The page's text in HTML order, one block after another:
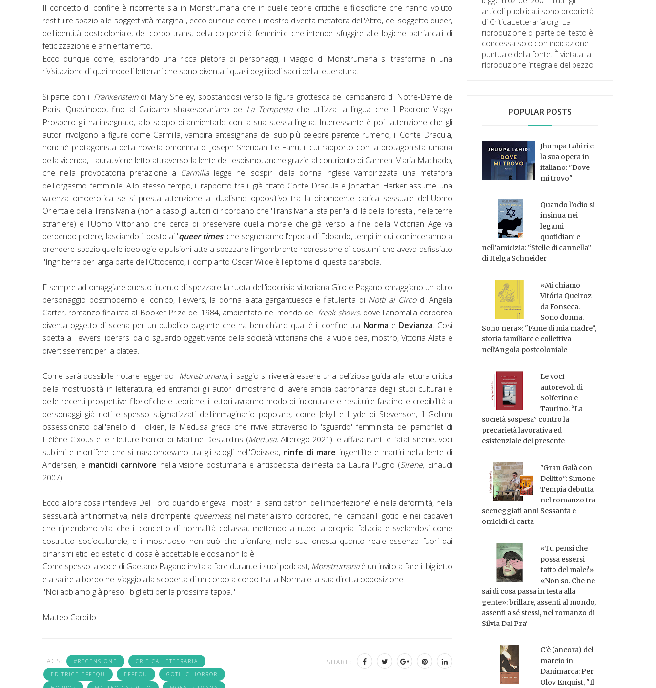
Il concetto di confine è ricorrente sia in Monstrumana che in quelle teorie critiche e filosofiche che hanno voluto
restituire spazio alle soggettività marginali, ecco dunque come il mostro diventa metafora dell'Altro, del soggetto queer,
dell'identità postcoloniale, del corpo trans, della corporeità femminile che intende sfuggire alle logiche patriarcali di
feticizzazione e annientamento.
Ecco dunque come, esplorando una ricca pletora di personaggi, il viaggio di Monstrumana si trasforma in una
rivisitazione di quei modelli letterari che sono diventati quasi degli idoli sacri della letteratura.
Si parte con il Frankenstein di Mary Shelley, spostandosi verso la figura grottesca del campanaro di Notre-Dame de
Paris, Quasimodo, fino al Calibano shakespeariano de La Tempesta che utilizza la lingua che il Padrone-Mago
Prospero gli ha insegnato, allo scopo di annientarlo con la sua stessa lingua. Interessante è poi l'attenzione che gli
autori rivolgono a figure come Carmilla, vampira antesignana del suo più celebre parente rumeno, il Conte Dracula,
nonché protagonista della novella omonima di Joseph Sheridan Le Fanu, il cui rapporto con la protagonista umana
della vicenda, Laura, viene letto attraverso la lente del lesbismo, anche grazie al contributo di Carmen Maria Machado,
che nella provocatoria prefazione a Carmilla legge nei sospiri della donna inglese vampirizzata una metafora
dell'orgasmo femminile. Allo stesso tempo, il rapporto tra il già citato Conte Dracula e Jonathan Harker assume una
valenza omoerotica se si presta attenzione al dualismo oppositivo tra la dirompente carica sessuale dell'Uomo
Orientale della Transilvania (non a caso gli autori ci ricordano che 'Transilvania' sta per 'al di là della foresta', nelle terre
straniere) e l'Uomo Vittoriano che cerca di preservare quella morale che già verso la fine della Victorian Age va
perdendo potere, lasciando il posto ai 'queer times' che segneranno l'epoca di Edoardo, tempi in cui cominceranno a
prendere spazio quelle ideologie e pulsioni atte a spezzare l'ingombrante repressione di costumi che aveva asfissiato
l'Inghilterra per larga parte dell'Ottocento, il compianto Oscar Wilde è l'epitome di questa parabola.
E sempre ad omaggiare questo intento di spezzare la ruota dell'ipocrisia vittoriana Giro e Pagano omaggiano un altro
personaggio postmoderno e iconico, Fevvers, la donna alata gargantuesca e flatulenta di Notti al Circo di Angela
Carter, romanzo finalista al Booker Prize del 1984, ambientato nel mondo dei freak shows, dove l'anomalia corporea
diventa oggetto di scena per un pubblico pagante che ha ben chiaro qual è il confine tra Norma e Devianza. Così
spetta a Fevvers liberarsi dallo sguardo oggettivante della società vittoriana che la vuole dea, mostro, Vittoria Alata e
divertissement per la platea.
Come sarà possibile notare leggendo Monstrumana, il saggio si rivelerà essere una deliziosa guida alla lettura critica
della mostruosità in letteratura, ed entrambi gli autori dimostrano di avere ampia padronanza degli studi culturali e
delle recenti prospettive filosofiche e teoriche, i lettori avranno modo di incontrare e restituire fascino e credibilità a
personaggi già noti e spesso stigmatizzati dell'immaginario popolare, come Jekyll e Hyde di Stevenson, il Gollum
ossessionato dall'anello di Tolkien, la Medusa greca che rivive attraverso lo 'sguardo' femminista dei pamphlet di
Hélène Cixous e le riletture horror di Martine Desjardins (Medusa, Alterego 2021) le affascinanti e fatali sirene, voci
sublimi e mortifere che si nascondevano tra gli scogli nell'Odissea, ninfe di mare ingentilite e martiri nella lente di
Andersen, e mantidi carnivore nella visione postumana e antispecista delineata da Laura Pugno (Sirene, Einaudi
2007).
Ecco allora cosa intendeva Del Toro quando erigeva i mostri a 'santi patroni dell'imperfezione': è nella deformità, nella
sessualità antinormativa, nella dirompente queerness, nel materialismo corporeo, nei campanili gotici e nei cadaveri
che riprendono vita che il concetto di normalità collassa, mettendo a nudo la propria fallacia e svelandosi come
costrutto socioculturale, e il mostruoso non può che trionfare, nella sua onesta quanto reale essenza fuori dai
binarismi etici ed estetici di cosa è accettabile e cosa non lo è.
Come spesso la voce di Gaetano Pagano invita a fare durante i suoi podcast, Monstrumanaè un invito a fare il biglietto
e a salire a bordo nel viaggio alla scoperta di un corpo a corpo tra la Norma e la sua diretta opposizione.
"Noi abbiamo già preso i biglietti per la prossima tappa."
Matteo Cardillo
TAGS: #RECENSIONE
CRITICA LETTERARIA
EDITRICE EFFEQU
EFFEQU
GOTHIC HORROR
SHARE:
articoli pubblicati sono proprietà
di CriticaLetteraria.org. La
riproduzione di parte del testo è
concessa solo con indicazione
puntuale della fonte. È vietata la
riproduzione integrale del pezzo.
POPULAR POSTS
Jhumpa Lahiri e
la sua opera in
italiano: "Dove
mi trovo"
Quando l’odio si
insinua nei
legami
quotidiani e
nell’amicizia: “Stelle di cannella”
di Helga Schneider
«Mi chiamo
Vitória Queiroz
da Fonseca.
Sono donna.
Sono nera»: "Fame di mia madre",
storia familiare e collettiva
nell'Angola postcoloniale
Le voci
autorevoli di
Solferino e
Taurino. “La
società sospesa” contro la
precarietà lavorativa ed
esistenziale del presente
"Gran Galà con
Delitto": Simone
Tempia debutta
nel romanzo tra
sceneggiati anni Sessanta e
omicidi di carta
«Tu pensi che
possa essersi
fatto del male?»
«Non so. Che ne
sai di cosa passa in testa alla
gente»: brillare, assenti al mondo,
assenti a sé stessi, nel romanzo di
Silvia Dai Pra'
C'è (ancora) del
marcio in
Danimarca: Per
Olov Enquist, "Il